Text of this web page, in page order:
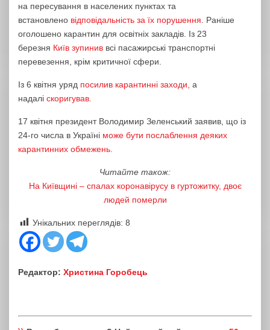
на пересування в населених пунктах та
встановлено відповідальність за їх порушення . Раніше
оголошено карантин для освітніх закладів. Із 23
березня Київ зупинив всі пасажирські транспортні
перевезення, крім критичної сфери.
Із 6 квітня уряд посилив карантинні заходи, а
надалі скоригував.
17 квітня президент Володимир Зеленський заявив, що із
24-го числа в Україні може бути послаблення деяких
карантинних обмежень.
Читайте також:
На Київщині – спалах коронавірусу в гуртожитку, двоє
людей померли
Унікальних переглядів: 8
Редактор: Христина Горобець